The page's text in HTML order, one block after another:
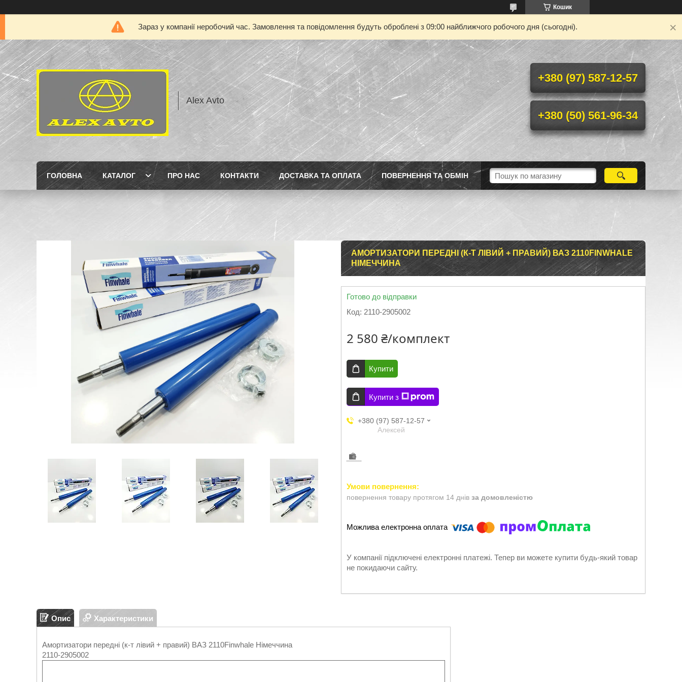
Кошик
Зараз у компанії неробочий час. Замовлення та повідомлення будуть оброблені з 09:00 найближчого робочого дня (сьогодні).
Alex Avto
+380 (97) 587-12-57
+380 (50) 561-96-34
ГОЛОВНА КАТАЛОГ ПРО НАС КОНТАКТИ ДОСТАВКА ТА ОПЛАТА ПОВЕРНЕННЯ ТА ОБМІН
АМОРТИЗАТОРИ ПЕРЕДНІ (К-Т ЛІВИЙ + ПРАВИЙ) ВАЗ 2110FINWHALE
НІМЕЧЧИНА
Готово до відправки
Код: 2110-2905002
2 580 ₴/комплект
Купити
Купити з
+380 (97) 587-12-57
Aлексей
повернення товару протягом 14 днів за домовленістю
У компанії підключені електронні платежі. Тепер ви можете купити будь-який товар
не покидаючи сайту.
Опис Характеристики
Амортизатори передні (к-т лівий + правий) ВАЗ 2110Finwhale Німеччина
2110-2905002